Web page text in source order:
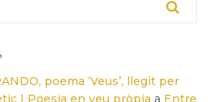
poema ‘Veus’, llegit per
| Poesia en veu pròpia a Entre